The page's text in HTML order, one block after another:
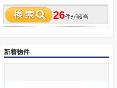
26件が該当
新着物件